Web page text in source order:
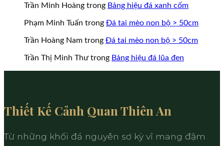
Trần Minh Hoàng trong Bảng hiệu đá xanh cốm
Phạm Minh Tuấn trong Đá tai mèo non bộ > 50cm
Trần Hoàng Nam trong Đá tai mèo non bộ > 50cm
Trần Thị Minh Thưtrong Bảng hiệu đá lũa đen
Thiết Kế Cảnh Quan Thiên An
Từ những khối đá nguyên sơ kỳ vĩ mang đậm